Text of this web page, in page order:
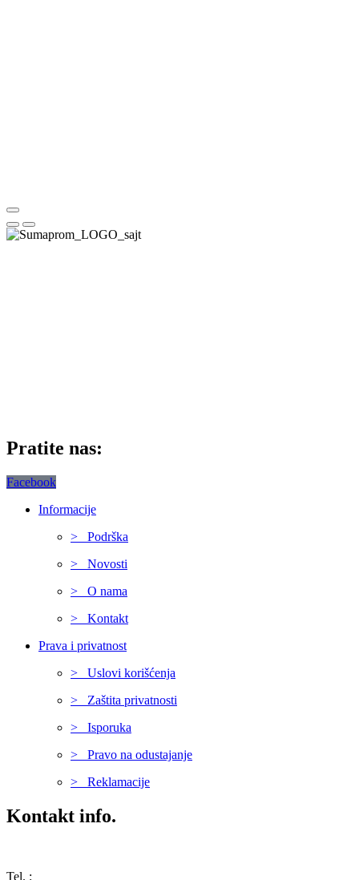
Pratite nas:
Facebook
Informacije
> Podrška
> Novosti
> O nama
> Kontakt
Prava i privatnost
> Uslovi korišćenja
> Zaštita privatnosti
> Isporuka
> Pravo na odustajanje
> Reklamacije
Kontakt info.
Tel. :